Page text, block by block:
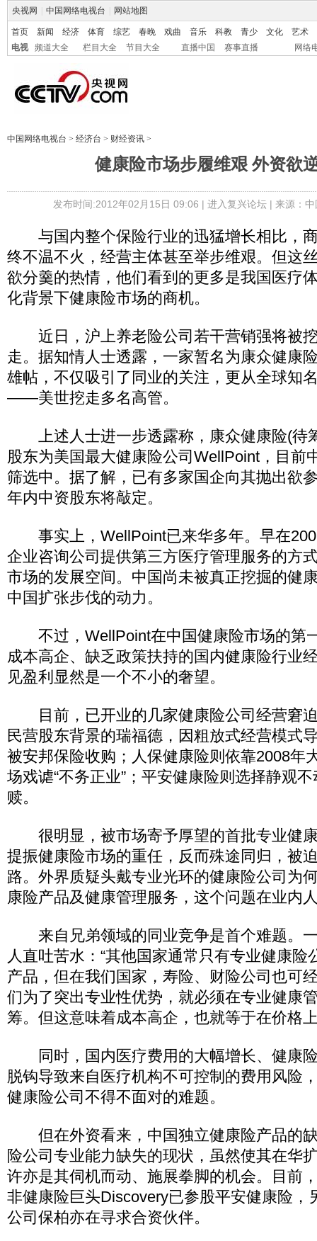
央视网 中国网络电视台 网站地图
首页 新闻 经济 体育 综艺 春晚 戏曲 音乐 科教 青少 文化
艺术
电视
频道大全 栏目大全 节目大全 直播中国 赛事直播 网络
中国网络电视台 > 经济台 > 财经资讯 >
健康险市场步履维艰 外资欲
发布时间:2012年02月15日 09:06 | 进入复兴论坛| 来源：
与国内整个保险行业的迅猛增长相比，
终不温不火，经营主体甚至举步维艰。但这
欲分羹的热情，他们看到的更多是我国医疗
化背景下健康险市场的商机。
近日，沪上养老险公司若干营销强将被
走。据知情人士透露，一家暂名为康众健康
雄帖，不仅吸引了同业的关注，更从全球知
——美世挖走多名高管。
上述人士进一步透露称，康众健康险(待
股东为美国最大健康险公司WellPoint，目前
筛选中。据了解，已有多家国企向其抛出欲
年内中资股东将敲定。
事实上，WellPoint已来华多年。早在
企业咨询公司提供第三方医疗管理服务的方
市场的发展空间。中国尚未被真正挖掘的健
中国扩张步伐的动力。
不过，WellPoint在中国健康险市场的第
成本高企、缺乏政策扶持的国内健康险行业
见盈利显然是一个不小的奢望。
目前，已开业的几家健康险公司经营窘
民营股东背景的瑞福德，因粗放式经营模式
被安邦保险收购；人保健康险则依靠2008年
场戏谑“不务正业”；平安健康险则选择静观
赎。
很明显，被市场寄予厚望的首批专业健
提振健康险市场的重任，反而殊途同归，被
路。外界质疑头戴专业光环的健康险公司为
康险产品及健康管理服务，这个问题在业内
来自兄弟领域的同业竞争是首个难题。
人直吐苦水：“其他国家通常只有专业健康险
产品，但在我们国家，寿险、财险公司也可
们为了突出专业性优势，就必须在专业健康
筹。但这意味着成本高企，也就等于在价格
同时，国内医疗费用的大幅增长、健康
脱钩导致来自医疗机构不可控制的费用风险
健康险公司不得不面对的难题。
但在外资看来，中国独立健康险产品的
险公司专业能力缺失的现状，虽然使其在华
许亦是其伺机而动、施展拳脚的机会。目前
非健康险巨头Discovery已参股平安健康险，
公司保柏亦在寻求合资伙伴。